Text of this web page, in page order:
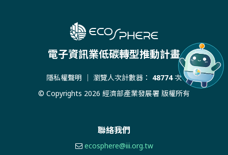
電子資訊業低碳轉型推動計畫
隱私權聲明 ｜ 瀏覽人次計數器： 48774次
© Copyrights 2026 經濟部產業發展署 版權所有
聯絡我們
ecosphere@iii.org.tw